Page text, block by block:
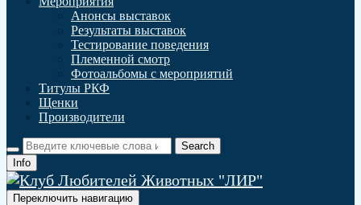
Анонсы выставок
Результаты выставок
Тестирование поведения
Племенной смотр
Фотоальбомы с мероприятий
Титулы РКФ
Щенки
Производители
Info
Переключить навигацию